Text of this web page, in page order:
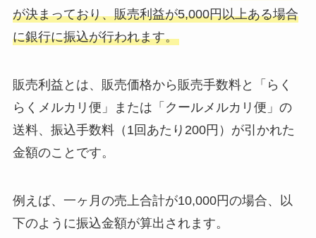
が決まっており、販売利益が5,000円以上ある場合
に銀行に振込が行われます。
販売利益とは、販売価格から販売手数料と「らく
らくメルカリ便」または「クールメルカリ便」の
送料、振込手数料（1回あたり200円）が引かれた
金額のことです。
例えば、一ヶ月の売上合計が10,000円の場合、以
下のように振込金額が算出されます。